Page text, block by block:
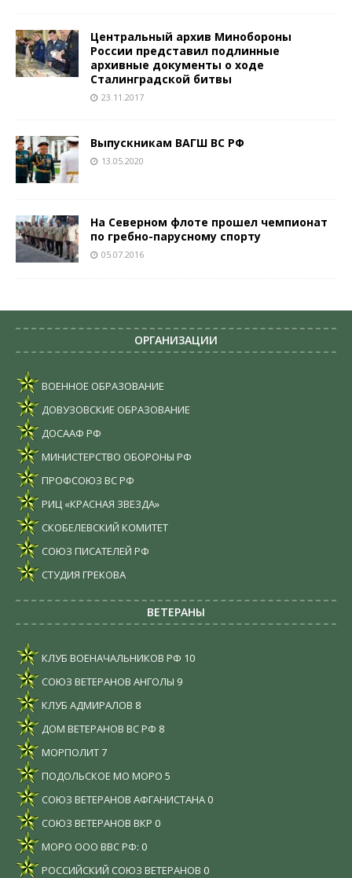
Центральный архив Минобороны
России представил подлинные
архивные документы о ходе
Сталинградской битвы
23.11.2017
Выпускникам ВАГШ ВС РФ
13.05.2020
На Северном флоте прошел чемпионат
по гребно-парусному спорту
05.07.2016
ОРГАНИЗАЦИИ
ВОЕННОЕ ОБРАЗОВАНИЕ
ДОВУЗОВСКИЕ ОБРАЗОВАНИЕ
ДОСААФ РФ
МИНИСТЕРСТВО ОБОРОНЫ РФ
ПРОФСОЮЗ ВС РФ
РИЦ «КРАСНАЯ ЗВЕЗДА»
СКОБЕЛЕВСКИЙ КОМИТЕТ
СОЮЗ ПИСАТЕЛЕЙ РФ
СТУДИЯ ГРЕКОВА
ВЕТЕРАНЫ
КЛУБ ВОЕНАЧАЛЬНИКОВ РФ 10
СОЮЗ ВЕТЕРАНОВ АНГОЛЫ 9
КЛУБ АДМИРАЛОВ 8
ДОМ ВЕТЕРАНОВ ВС РФ 8
МОРПОЛИТ7
ПОДОЛЬСКОЕ МО МОРО 5
СОЮЗ ВЕТЕРАНОВ АФГАНИСТАНА 0
СОЮЗ ВЕТЕРАНОВ ВКР 0
МОРО ООО ВВС РФ: 0
РОССИЙСКИЙ СОЮЗ ВЕТЕРАНОВ 0